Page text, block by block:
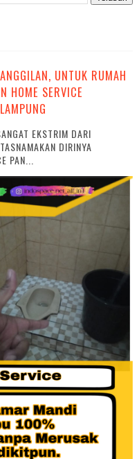
UNTUK RUMAH
HOME SERVICE
EKSTRIM DARI
DIRINYA
PAN...